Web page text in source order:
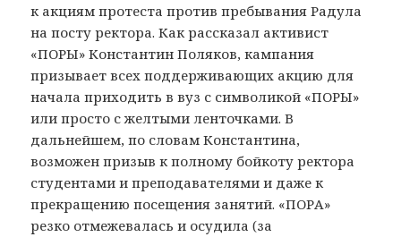
к акциям протеста против пребывания Радула
на посту ректора. Как рассказал активист
«ПОРЫ» Константин Поляков, кампания
призывает всех поддерживающих акцию для
начала приходить в вуз с символикой «ПОРЫ»
или просто с желтыми ленточками. В
дальнейшем, по словам Константина,
возможен призыв к полному бойкоту ректора
студентами и преподавателями и даже к
прекращению посещения занятий. «ПОРА»
резко отмежевалась и осудила (за